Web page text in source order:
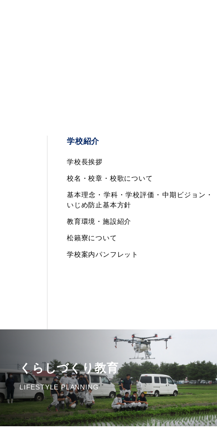
学校紹介
学校長挨拶
校名・校章・校歌について
基本理念・学科・学校評価・中期ビジョン・
いじめ防止基本方針
教育環境・施設紹介
松籟寮について
学校案内パンフレット
くらしづくり教育
LIFESTYLE PLANNING